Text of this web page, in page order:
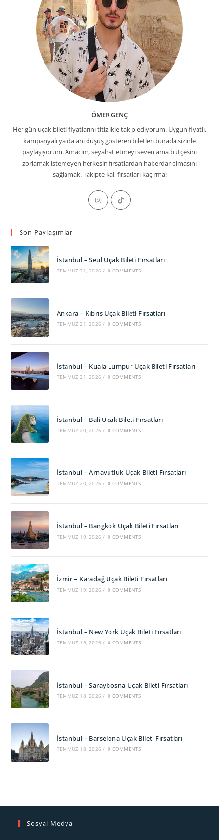
ÖMER GENÇ
Her gün uçak bileti fiyatlarını titizlikle takip ediyorum. Uygun fiyatlı,
kampanyalı ya da ani düşüş gösteren biletleri burada sizinle
paylaşıyorum. Amacım, seyahat etmeyi seven ama bütçesini
zorlamak istemeyen herkesin fırsatlardan haberdar olmasını
sağlamak. Takipte kal, fırsatları kaçırma!
Opens
in
Opens
Son Paylaşımlar
İstanbul – Seul Uçak Bileti Fırsatları
TEMMUZ 21, 2026 / 0 COMMENTS
Ankara – Kıbrıs Uçak Bileti Fırsatları
TEMMUZ 21, 2026 / 0 COMMENTS
İstanbul – Kuala Lumpur Uçak Bileti Fırsatları
TEMMUZ 21, 2026 / 0 COMMENTS
İstanbul – Bali Uçak Bileti Fırsatları
TEMMUZ 20, 2026 / 0 COMMENTS
İstanbul – Arnavutluk Uçak Bileti Fırsatları
TEMMUZ 20, 2026 / 0 COMMENTS
İstanbul – Bangkok Uçak Bileti Fırsatları
TEMMUZ 19, 2026 / 0 COMMENTS
İzmir – Karadağ Uçak Bileti Fırsatları
TEMMUZ 19, 2026 / 0 COMMENTS
İstanbul – New York Uçak Bileti Fırsatları
TEMMUZ 19, 2026 / 0 COMMENTS
İstanbul – Saraybosna Uçak Bileti Fırsatları
TEMMUZ 18, 2026 / 0 COMMENTS
İstanbul – Barselona Uçak Bileti Fırsatları
TEMMUZ 18, 2026 / 0 COMMENTS
Sosyal Medya